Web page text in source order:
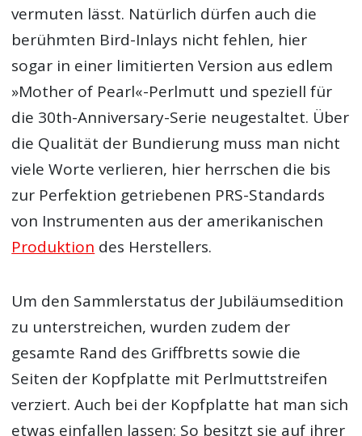
vermuten lässt. Natürlich dürfen auch die
berühmten Bird-Inlays nicht fehlen, hier
sogar in einer limitierten Version aus edlem
»Mother of Pearl«-Perlmutt und speziell für
die 30th-Anniversary-Serie neugestaltet. Über
die Qualität der Bundierung muss man nicht
viele Worte verlieren, hier herrschen die bis
zur Perfektion getriebenen PRS-Standards
von Instrumenten aus der amerikanischen
Produktion des Herstellers.
Um den Sammlerstatus der Jubiläumsedition
zu unterstreichen, wurden zudem der
gesamte Rand des Griffbretts sowie die
Seiten der Kopfplatte mit Perlmuttstreifen
verziert. Auch bei der Kopfplatte hat man sich
etwas einfallen lassen: So besitzt sie auf ihrer